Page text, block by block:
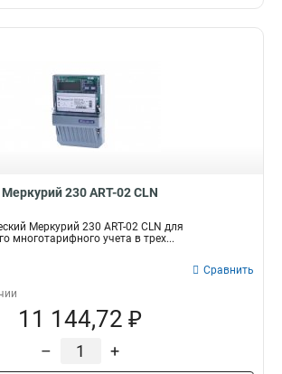
Меркурий 230 АRT-02 СLN
Меркурий 230 АRT-02 СLN для
многотарифного учета в трех...
Сравнить
11 144,72 ₽
– +